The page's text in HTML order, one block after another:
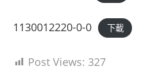
1130012220-0-0 下載
Post Views: 327